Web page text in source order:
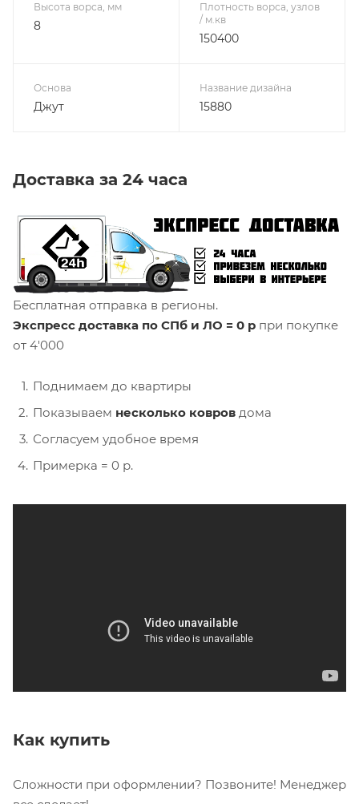
Высота ворса, мм
8
Плотность ворса, узлов
/ м.кв
150400
Основа
Джут
Название дизайна
15880
Доставка за 24 часа
Бесплатная отправка в регионы.
Экспресс доставка по СПб и ЛО = 0 р при покупке
от 4'000
Поднимаем до квартиры
Показываем несколько ковров дома
Согласуем удобное время
Примерка = 0 р.
Как купить
Сложности при оформлении? Позвоните! Менеджер